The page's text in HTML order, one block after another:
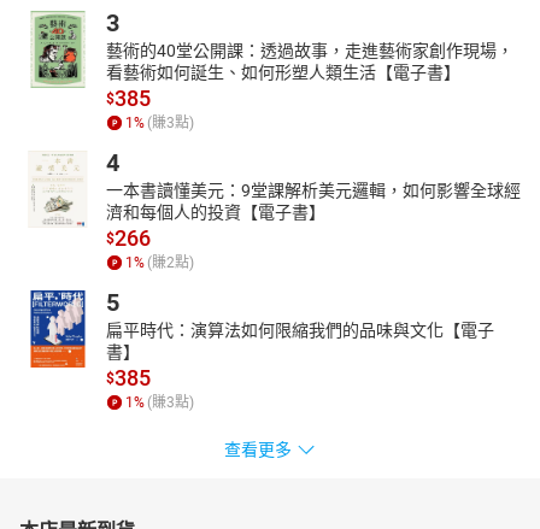
3
藝術的40堂公開課：透過故事，走進藝術家創作現場，
看藝術如何誕生、如何形塑人類生活【電子書】
$385
1% (賺3點)
4
一本書讀懂美元：9堂課解析美元邏輯，如何影響全球經
濟和每個人的投資【電子書】
$266
1% (賺2點)
5
扁平時代：演算法如何限縮我們的品味與文化【電子
書】
$385
1% (賺3點)
查看更多